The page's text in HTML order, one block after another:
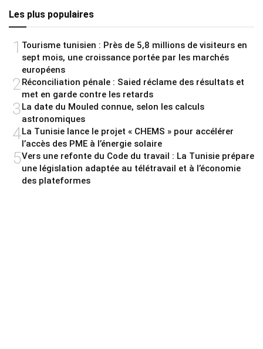
Les plus populaires
1 Tourisme tunisien : Près de 5,8 millions de visiteurs en
sept mois, une croissance portée par les marchés
européens
2Réconciliation pénale : Saied réclame des résultats et
met en garde contre les retards
3La date du Mouled connue, selon les calculs
astronomiques
4La Tunisie lance le projet « CHEMS » pour accélérer
l’accès des PME à l’énergie solaire
5Vers une refonte du Code du travail : La Tunisie prépare
une législation adaptée au télétravail et à l’économie
des plateformes